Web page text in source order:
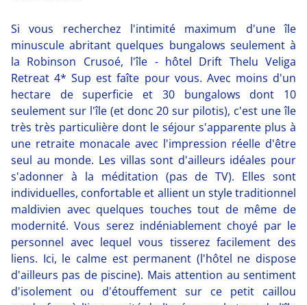
Si vous recherchez l'intimité maximum d'une île
minuscule abritant quelques bungalows seulement à
la Robinson Crusoé, l'île - hôtel Drift Thelu Veliga
Retreat 4* Sup est faîte pour vous. Avec moins d'un
hectare de superficie et 30 bungalows dont 10
seulement sur l'île (et donc 20 sur pilotis), c'est une île
très très particulière dont le séjour s'apparente plus à
une retraite monacale avec l'impression réelle d'être
seul au monde. Les villas sont d'ailleurs idéales pour
s'adonner à la méditation (pas de TV). Elles sont
individuelles, confortable et allient un style traditionnel
maldivien avec quelques touches tout de même de
modernité. Vous serez indéniablement choyé par le
personnel avec lequel vous tisserez facilement des
liens. Ici, le calme est permanent (l'hôtel ne dispose
d'ailleurs pas de piscine). Mais attention au sentiment
d'isolement ou d'étouffement sur ce petit caillou